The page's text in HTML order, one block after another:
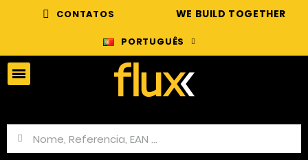
CONTATOS WE BUILD TOGETHER
PORTUGUÊS